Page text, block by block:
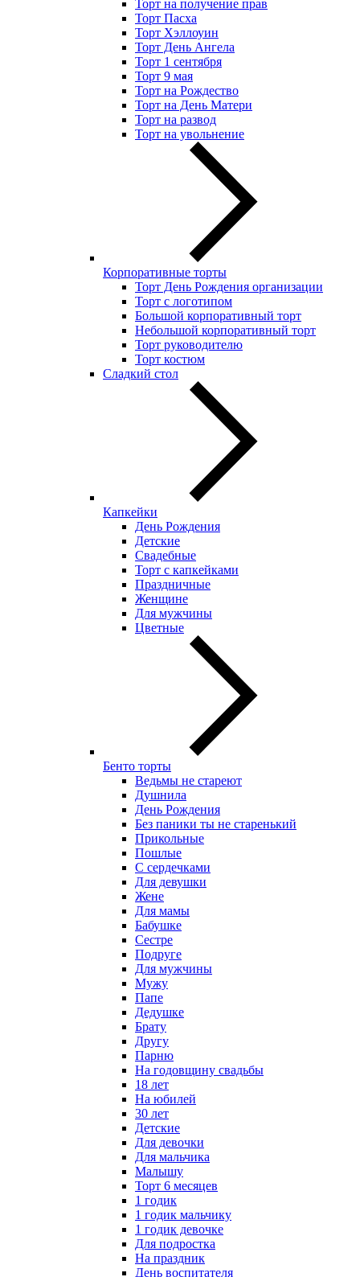
Торт на получение прав
Торт Пасха
Торт Хэллоуин
Торт День Ангела
Торт 1 сентября
Торт 9 мая
Торт на Рождество
Торт на День Матери
Торт на развод
Торт на увольнение
Корпоративные торты
Торт День Рождения организации
Торт с логотипом
Большой корпоративный торт
Небольшой корпоративный торт
Торт руководителю
Торт костюм
Сладкий стол
Капкейки
День Рождения
Детские
Свадебные
Торт с капкейками
Праздничные
Женщине
Для мужчины
Цветные
Бенто торты
Ведьмы не стареют
Душнила
День Рождения
Без паники ты не старенький
Прикольные
Пошлые
С сердечками
Для девушки
Жене
Для мамы
Бабушке
Сестре
Подруге
Для мужчины
Мужу
Папе
Дедушке
Брату
Другу
Парню
На годовщину свадьбы
18 лет
На юбилей
30 лет
Детские
Для девочки
Для мальчика
Малышу
Торт 6 месяцев
1 годик
1 годик мальчику
1 годик девочке
Для подростка
На праздник
День воспитателя